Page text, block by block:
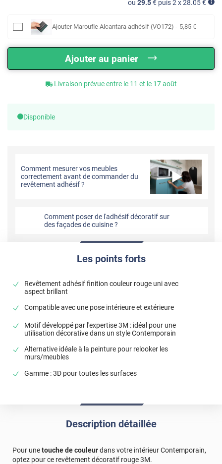
ou 29.5€ puis 2 x28.05€
Ajouter Maroufle Alcantara adhésif (VO172) - 5,85 €
Ajouter au panier
Livraison prévue entre le 11 et le 17 août
Disponible
Comment mesurer vos meubles
correctement avant de commander du
revêtement adhésif ?
Comment poser de l'adhésif décoratif sur
des façades de cuisine ?
Les points forts
Revêtement adhésif finition couleur rouge uni avec
aspect brillant
Compatible avec une pose intérieure et extérieure
Motif développé par l'expertise 3M : idéal pour une
utilisation décorative dans un style Contemporain
Alternative idéale à la peinture pour relooker les
murs/meubles
Gamme : 3D pour toutes les surfaces
Description détaillée
Pour unetouche de couleurdans votre intérieur Contemporain,
optez pour ce revêtement décoratif rouge 3M.